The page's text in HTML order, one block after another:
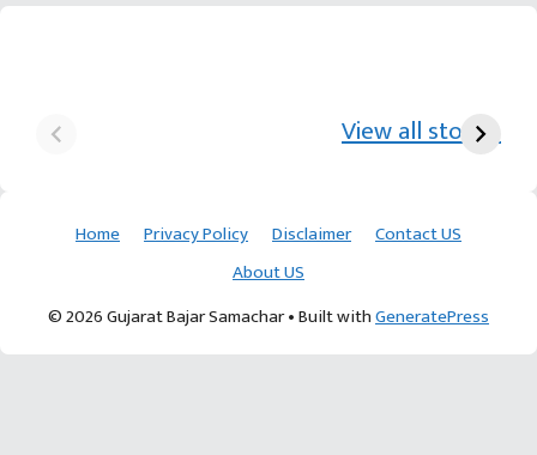
View all stories
ખેડૂતની કમાલ આચાર્ય દેવવ્રતજી
Home Privacy Policy Disclaimer
Contact US
About US
© 2026 Gujarat Bajar Samachar• Built withGeneratePress